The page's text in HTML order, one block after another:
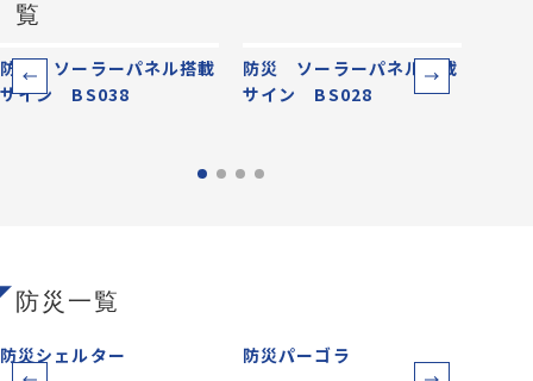
覧
防災 ソーラーパネル搭載
サイン BS038
防災 ソーラーパネル掲載
サイン BS028
防災一覧
防災シェルター 防災パーゴラ